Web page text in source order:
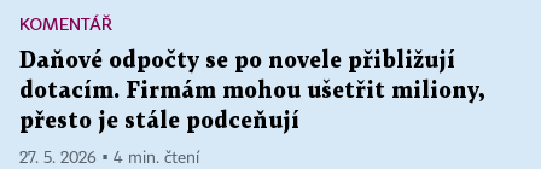
KOMENTÁŘ
Daňové odpočty se po novele přibližují
dotacím. Firmám mohou ušetřit miliony,
přesto je stále podceňují
27. 5. 2026 ▪ 4 min. čtení